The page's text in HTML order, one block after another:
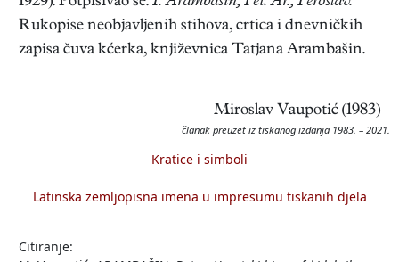
Rukopise neobjavljenih stihova, crtica i dnevničkih
zapisa čuva kćerka, književnica Tatjana Arambašin.
Miroslav Vaupotić (1983)
članak preuzet iz tiskanog izdanja 1983. – 2021.
Kratice i simboli
Latinska zemljopisna imena u impresumu tiskanih djela
Citiranje: